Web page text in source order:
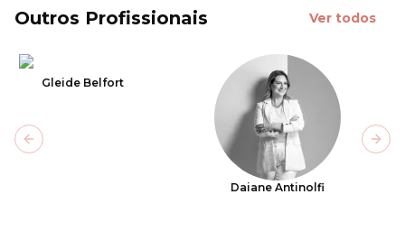
Outros Profissionais Ver todos
Gleide Belfort
Daiane Antinolfi
Previous slide